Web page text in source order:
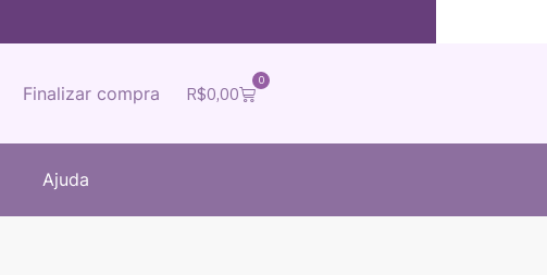
R$0,00
0
Finalizar compra
Ajuda